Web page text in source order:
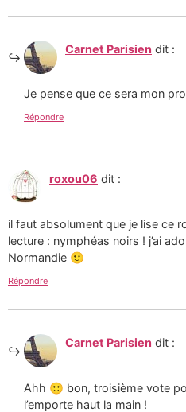
Carnet Parisien dit :
Je pense que ce sera mon
Répondre
roxou06 dit :
il faut absolument que je lise ce
lecture : nymphéas noirs ! j’ai
Normandie 🙂
Répondre
Carnet Parisien dit :
Ahh 🙂 bon, troisième vote
l’emporte haut la main !